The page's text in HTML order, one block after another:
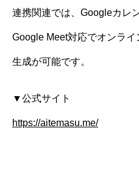
連携関連では、Googleカレ
Google Meet対応でオンラ
生成が可能です。
▼公式サイト
https://aitemasu.me/